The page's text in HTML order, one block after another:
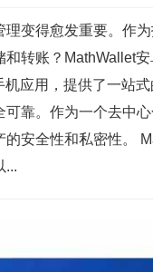
变得愈发重要。作
转账？MathWallet安
应用，提供了一站
靠。作为一个去中
安全性和私密性。
...